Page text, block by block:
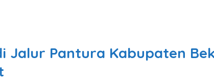
Jalur Pantura Kabupaten